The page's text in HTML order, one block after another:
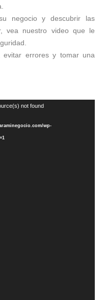
negocio y descubrir las
vea nuestro video que le
errores y tomar una
not found
wp-